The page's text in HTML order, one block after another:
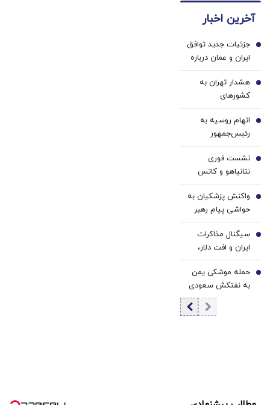
خرید40%تخفیف
از
که فکر
می‌کنی✅پرسشنامه
پزشکی
سفید
کننده
خانگی
آخرین اخبار
جزئیات جدید توافق
ایران و عمان درباره
تنگه هرمز
1
هشدار تهران به
کشورهای
خلیج‌فارس/ رویترز:
هرگونه حمله جدید
آمریکا، کل
زیرساخت‌های انرژی
منطقه را درگیر
خواهد کرد
2
اتهام روسیه به
رئیس‌جمهور
فرانسه/ مکرون
دستور ترور می‌دهد
3
نشست فوری
نتانیاهو و کاتس
برای بررسی پاسخ
به حزب‌الله
4
واکنش پزشکیان به
حواشی پیام رهبر
انقلاب درباره
تفاهم‌نامه
آتش‌بس +فیلم
5
سیگنال مذاکرات
ایران و افت دلار،
طلای جهانی را به
اوج ۷ هفته‌ای
رساند | نقره،
پالادیوم و پلاتین در
مسیر صعود
6
حمله موشکی یمن
به نفتکش سعودی
در خلیج عدن /
کشتی مجبور به
7